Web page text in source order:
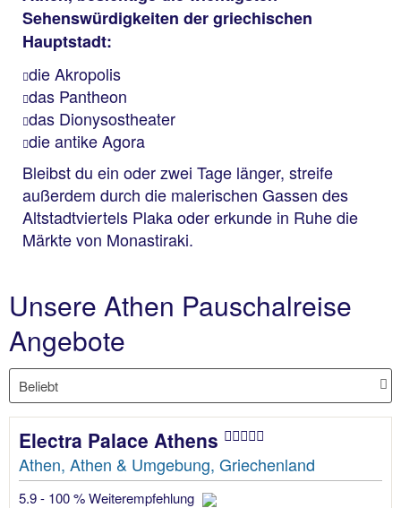
Sehenswürdigkeiten der griechischen
Hauptstadt:
die Akropolis
das Pantheon
das Dionysostheater
die antike Agora
Bleibst du ein oder zwei Tage länger, streife
außerdem durch die malerischen Gassen des
Altstadtviertels Plaka oder erkunde in Ruhe die
Märkte von Monastiraki.
Unsere Athen Pauschalreise
Angebote
Electra Palace Athens
Athen, Athen & Umgebung, Griechenland
5.9 - 100 % Weiterempfehlung